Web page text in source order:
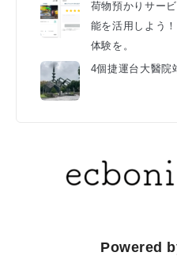
荷物預かりサー
能を活用しよう
体験を。
4個捷運台大醫院
Powered